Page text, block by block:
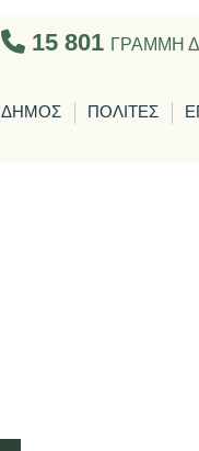
15 801 ΓΡΑΜΜΗ
ΔΗΜΟΣ ΠΟΛΙΤΕΣ